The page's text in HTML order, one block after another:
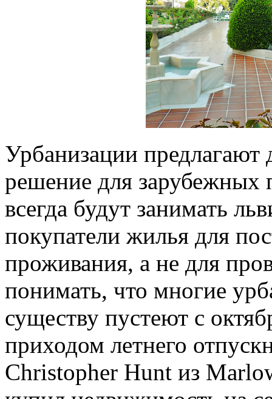
Урбанизации предлагают
решение для зарубежных
всегда будут занимать
покупатели жилья для
проживания, а не для
понимать, что многие
существу пустеют с
приходом летнего
Christopher Hunt из